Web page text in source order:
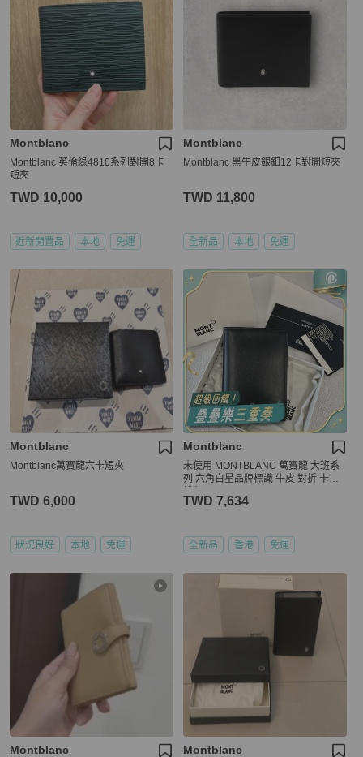
Montblanc
Montblanc 英倫綠4810系列對開8卡
短夾
TWD 10,000
近新閒置品 本地 免運
Montblanc
Montblanc 黑牛皮銀釦12卡對開短夾
TWD 11,800
全新品 本地 免運
Montblanc
Montblanc萬寶龍六卡短夾
TWD 6,000
狀況良好 本地 免運
Montblanc
未使用 MONTBLANC 萬寶龍 大班系
列 六角白星品牌標識 牛皮 對折 卡包
TWD 7,634
全新品 香港 免運
Montblanc Montblanc